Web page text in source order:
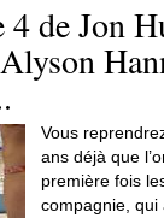
de Jon
Vous
ans déjà que
première fois
compagnie, qui